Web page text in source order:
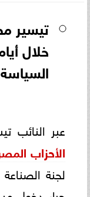
تيسير
خلال
عبر النائب
الأحزاب
لجنة